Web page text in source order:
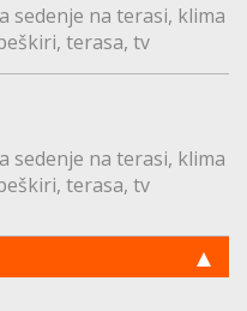
sedenje na terasi klima
terasa tv
sedenje na terasi klima
terasa tv